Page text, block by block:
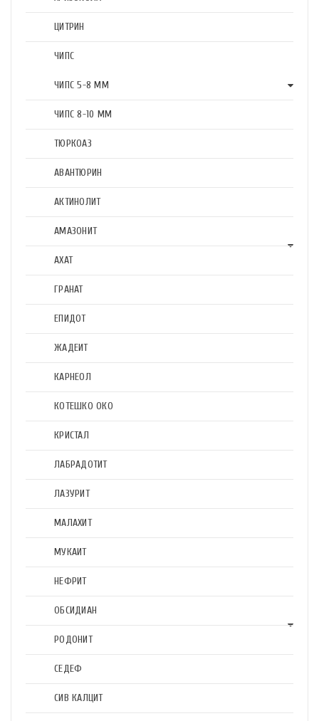
ЦИТРИН
ЧИПС
ЧИПС 5-8 ММ
ЧИПС 8-10 ММ
ТЮРКОАЗ
АВАНТЮРИН
АКТИНОЛИТ
АМАЗОНИТ
АХАТ
ГРАНАТ
ЕПИДОТ
ЖАДЕИТ
КАРНЕОЛ
КОТЕШКО ОКО
КРИСТАЛ
ЛАБРАДОТИТ
ЛАЗУРИТ
МАЛАХИТ
МУКАИТ
НЕФРИТ
ОБСИДИАН
РОДОНИТ
СЕДЕФ
СИВ КАЛЦИТ